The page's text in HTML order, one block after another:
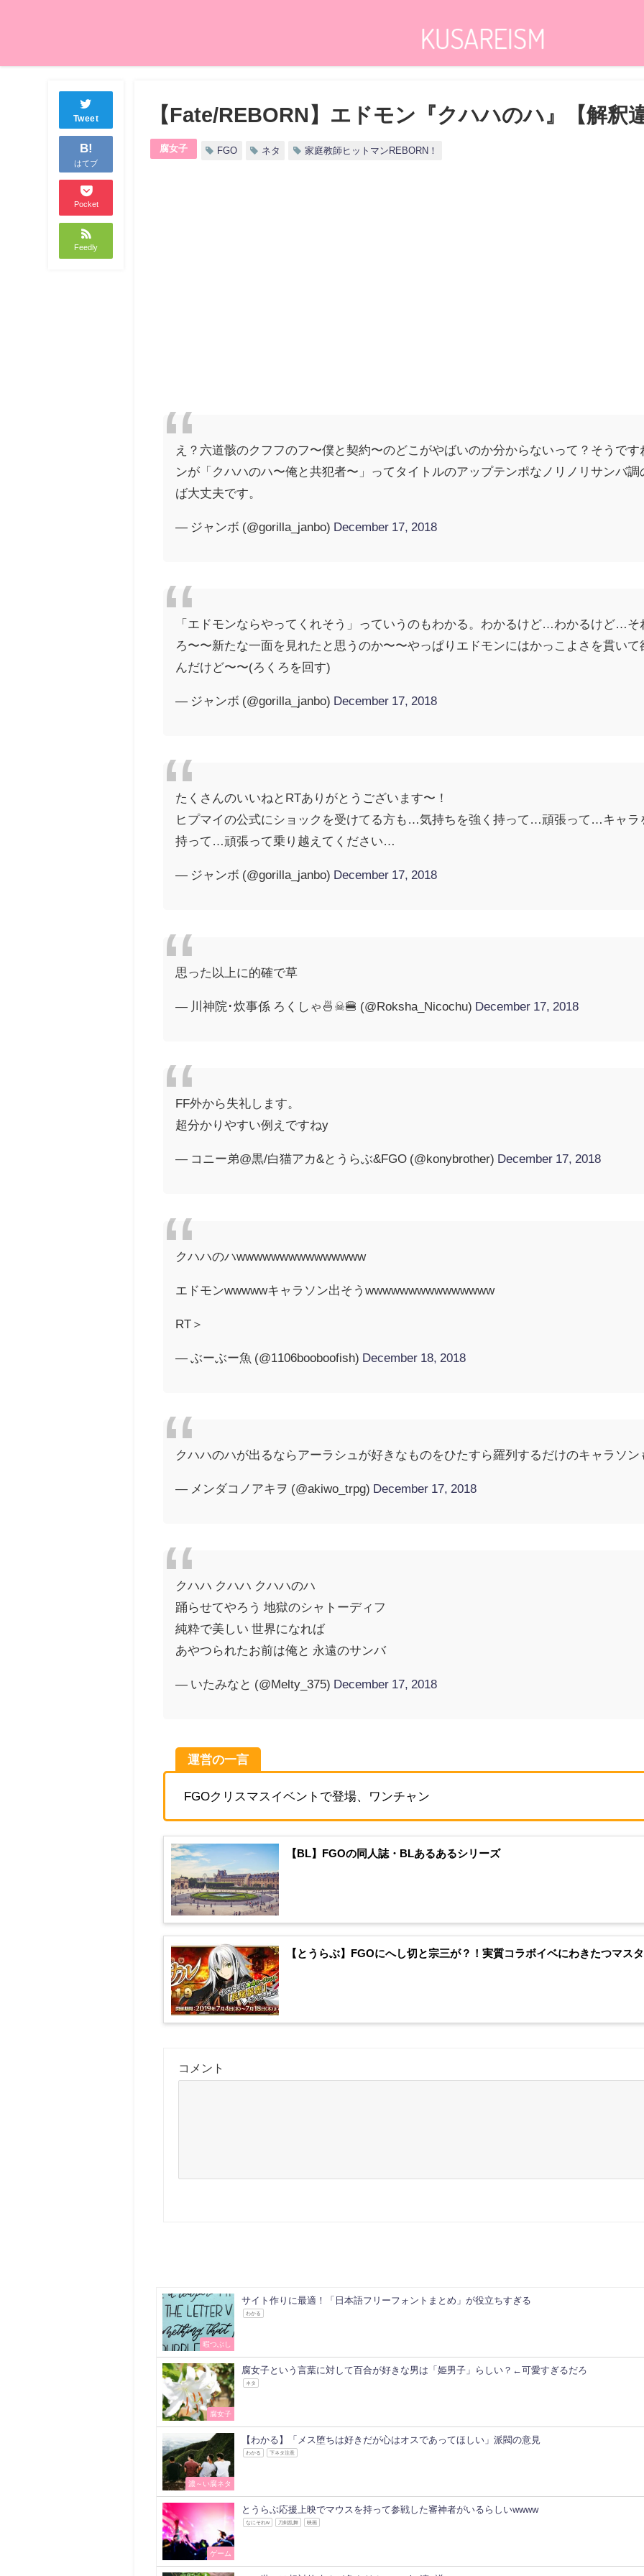
Tweet
B!
はてブ
Pocket
Feedly
【Fate/REBORN】エドモン『クハハのハ』【解釈
腐女子 FGO ネタ 家庭教師ヒットマンREBORN！
え？六道骸のクフフのフ〜僕と契約〜のどこがやばいのか分からないって？そうで
ンが「クハハのハ〜俺と共犯者〜」ってタイトルのアップテンポなノリノリサンバ
ば大丈夫です。
— ジャンボ (@gorilla_janbo) December 17, 2018
「エドモンならやってくれそう」っていうのもわかる。わかるけど…わかるけど…
ろ〜〜新たな一面を見れたと思うのか〜〜やっぱりエドモンにはかっこよさを貫い
んだけど〜〜(ろくろを回す)
— ジャンボ (@gorilla_janbo) December 17, 2018
たくさんのいいねとRTありがとうございます〜！
ヒプマイの公式にショックを受けてる方も…気持ちを強く持って…頑張って…キャラ
持って…頑張って乗り越えてください…
— ジャンボ (@gorilla_janbo) December 17, 2018
思った以上に的確で草
— 川神院･炊事係 ろくしゃ🍜☠🍔 (@Roksha_Nicochu) December 17, 2018
FF外から失礼します。
超分かりやすい例えですねy
— コニー弟@黒/白猫アカ&とうらぶ&FGO (@konybrother) December 17, 2018
クハハのハwwwwwwwwwwwwwww
エドモンwwwwwキャラソン出そうwwwwwwwwwwwwwww
RT＞
— ぶーぶー魚 (@1106booboofish) December 18, 2018
クハハのハが出るならアーラシュが好きなものをひたすら羅列するだけのキャラソン
— メンダコノアキヲ (@akiwo_trpg) December 17, 2018
クハハ クハハ クハハのハ
踊らせてやろう 地獄のシャトーディフ
純粋で美しい 世界になれば
あやつられたお前は俺と 永遠のサンバ
— いたみなと (@Melty_375) December 17, 2018
運営の一言
FGOクリスマスイベントで登場、ワンチャン
【BL】FGOの同人誌・BLあるあるシリーズ
【とうらぶ】FGOにへし切と宗三が？！実質コラボイベにわきたつマス
コメント
暇つぶし
サイト作りに最適！「日本語フリーフォントまとめ」が役立ちすぎる
わかる
腐女子
腐女子という言葉に対して百合が好きな男は「姫男子」らしい？←可愛すぎるだろ
ネタ
濃～い腐ネタ
【わかる】「メス堕ちは好きだが心はオスであってほしい」派閥の意見
わかる 下ネタ注意
ゲーム
とうらぶ応援上映でマウスを持って参戦した審神者がいるらしいwwww
なにそれw 刀剣乱舞 映画